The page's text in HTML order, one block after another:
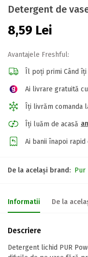
Detergent de
8,59 Lei
Avantajele Freshful:
Îl poți primi Când
Ai livrare gratuită cu
Îți livrăm comanda
Îți luăm de acasă
Ai banii înapoi
De la același brand: Pur
Informatii De la
Descriere
Detergent lichid PUR